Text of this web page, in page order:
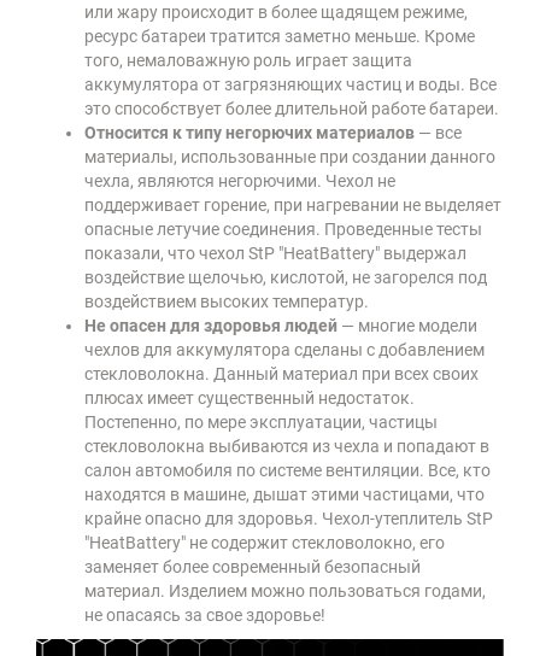
или жару происходит в более щадящем режиме,
ресурс батареи тратится заметно меньше. Кроме
того, немаловажную роль играет защита
аккумулятора от загрязняющих частиц и воды. Все
это способствует более длительной работе батареи.
Относится к типу негорючих материалов — все
материалы, использованные при создании данного
чехла, являются негорючими. Чехол не
поддерживает горение, при нагревании не выделяет
опасные летучие соединения. Проведенные тесты
показали, что чехол StP "HeatBattery" выдержал
воздействие щелочью, кислотой, не загорелся под
воздействием высоких температур.
Не опасен для здоровья людей — многие модели
чехлов для аккумулятора сделаны с добавлением
стекловолокна. Данный материал при всех своих
плюсах имеет существенный недостаток.
Постепенно, по мере эксплуатации, частицы
стекловолокна выбиваются из чехла и попадают в
салон автомобиля по системе вентиляции. Все, кто
находятся в машине, дышат этими частицами, что
крайне опасно для здоровья. Чехол-утеплитель StP
"HeatBattery" не содержит стекловолокно, его
заменяет более современный безопасный
материал. Изделием можно пользоваться годами,
не опасаясь за свое здоровье!